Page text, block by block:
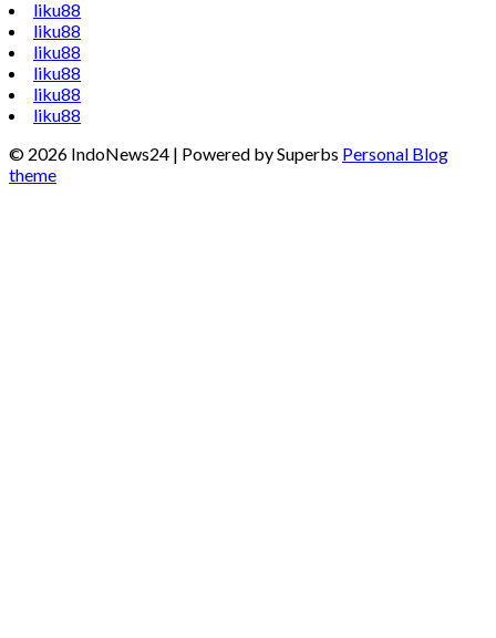
liku88
liku88
liku88
liku88
liku88
liku88
© 2026 IndoNews24 | Powered by Superbs Personal Blog
theme